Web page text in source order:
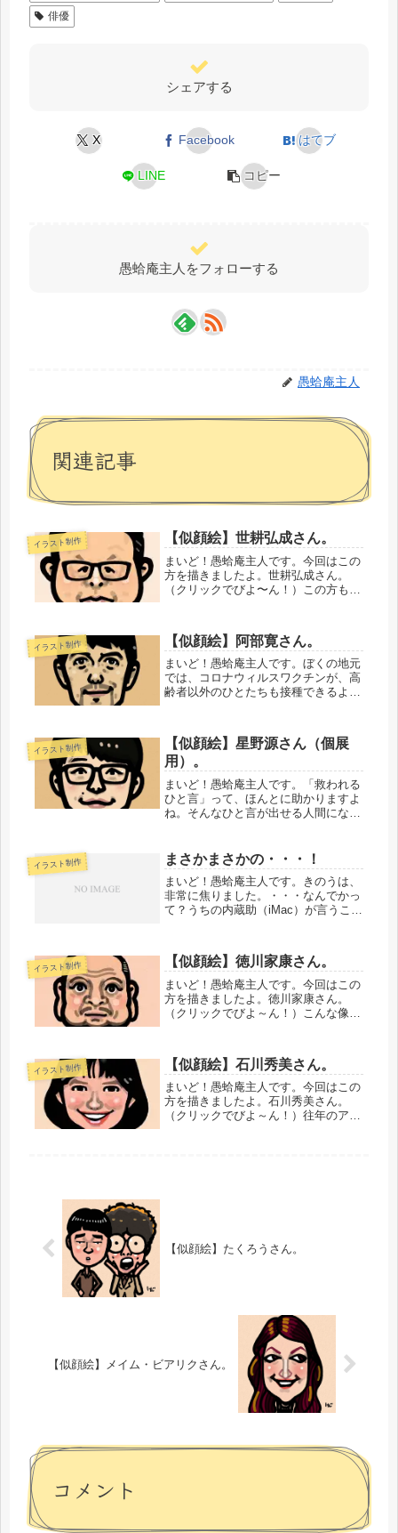
俳優
シェアする
X Facebook はてブ
LINE コピー
愚蛤庵主人をフォローする
愚蛤庵主人
関連記事
イラスト制作 【似顔絵】世耕弘成さん。
まいど！愚蛤庵主人です。今回はこの
方を描きましたよ。世耕弘成さん。
（クリックでびよ〜ん！）この方も安
う報道がありましたが、この世耕さん
は2番めに重い「離党の勧告」の処分
がく...
イラスト制作 【似顔絵】阿部寛さん。
まいど！愚蛤庵主人です。ぼくの地元
では、コロナウィルスワクチンが、高
齢者以外のひとたちも接種できるよう
ているようです。ワクチンのメーカー
がどこなのか、ちょっとだけ気になり
ま...
イラスト制作
【似顔絵】星野源さん（個展
用）。
まいど！愚蛤庵主人です。「救われる
ひと言」って、ほんとに助かりますよ
ね。そんなひと言が出せる人間になり
ん。（クリックでびよ～ん！）ヘアス
タイルと顔の形をちょっと修正しまし
た...
イラスト制作 まさかまさかの・・・！
まいど！愚蛤庵主人です。きのうは、
非常に焦りました。・・・なんでかっ
て？うちの内蔵助（iMac）が言うこと
ま、という状態が続いていて、「う〜
ん、もう長くないかも」と思ってい
た...
イラスト制作 【似顔絵】徳川家康さん。
まいど！愚蛤庵主人です。今回はこの
方を描きましたよ。徳川家康さん。
（クリックでびよ～ん！）こんな像が
幕府を開いた方。いわゆる「武将」と
いうのとはちょっと違う気がします。
これ...
イラスト制作 【似顔絵】石川秀美さん。
まいど！愚蛤庵主人です。今回はこの
方を描きましたよ。石川秀美さん。
（クリックでびよ～ん！）往年のアイ
【似顔絵】たくろうさん。
【似顔絵】メイム・ビアリクさん。
コメント